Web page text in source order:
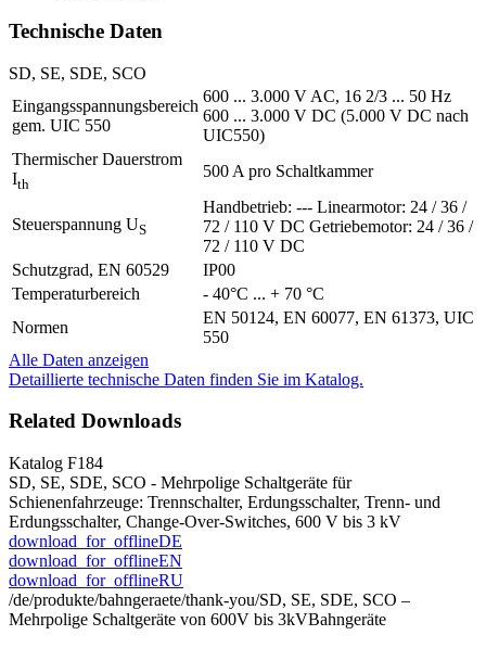
Technische Daten
SD, SE, SDE, SCO
Eingangsspannungsbereich
gem. UIC 550
600 ... 3.000 V AC, 16 2/3 ... 50 Hz
600 ... 3.000 V DC (5.000 V DC nach
UIC550)
Thermischer Dauerstrom
Ith
500 A pro Schaltkammer
Steuerspannung US
Handbetrieb: --- Linearmotor: 24 / 36 /
72 / 110 V DC Getriebemotor: 24 / 36 /
72 / 110 V DC
Schutzgrad, EN 60529
IP00
Temperaturbereich
- 40°C ... + 70 °C
Normen
EN 50124, EN 60077, EN 61373, UIC
550
Alle Daten anzeigen
Detaillierte technische Daten finden Sie im Katalog.
Related Downloads
Katalog F184
SD, SE, SDE, SCO - Mehrpolige Schaltgeräte für
Schienenfahrzeuge: Trennschalter, Erdungsschalter, Trenn- und
Erdungsschalter, Change-Over-Switches, 600 V bis 3 kV
download_for_offlineDE
download_for_offlineEN
download_for_offlineRU
/de/produkte/bahngeraete/thank-you/SD, SE, SDE, SCO –
Mehrpolige Schaltgeräte von 600V bis 3kVBahngeräte